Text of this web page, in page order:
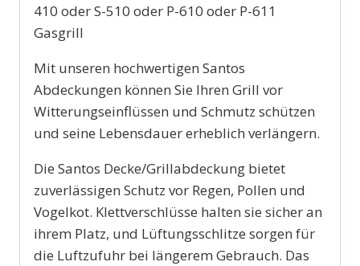
410 oder S-510 oder P-610 oder P-611
Gasgrill
Mit unseren hochwertigen Santos
Abdeckungen können Sie Ihren Grill vor
Witterungseinflüssen und Schmutz schützen
und seine Lebensdauer erheblich verlängern.
Die Santos Decke/Grillabdeckung bietet
zuverlässigen Schutz vor Regen, Pollen und
Vogelkot. Klettverschlüsse halten sie sicher an
ihrem Platz, und Lüftungsschlitze sorgen für
die Luftzufuhr bei längerem Gebrauch. Das